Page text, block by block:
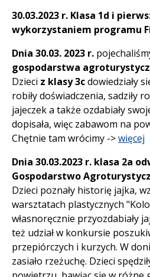
Treść
30.03.2023 r. Klasa 1d i
wykorzystaniem programu
Dnia 30.03. 2023 r.
gospodarstwa
Dzieci z klasy 3cdowiedziały
robiły doświadczenia, sadziły
jajeczek a także ozdabiały
dopisała, więc zabawom na
Chętnie tam wrócimy ->więcej
Dnia 30.03.2023 r. klasa 2a
Gospodarstwo
Dzieci poznały historię jajka,
warsztatach plastycznych
własnoręcznie przyozdabiały
też udział w konkursie
przepiórczych i kurzych. W
zasiało rzeżuchę. Dzieci